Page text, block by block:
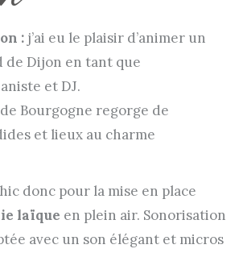
: j’ai eu le plaisir d’animer un
de Dijon en tant que
et DJ.
Bourgogne regorge de
et lieux au charme
donc pour la mise en place
laïque en plein air. Sonorisation
avec un son élégant et micros